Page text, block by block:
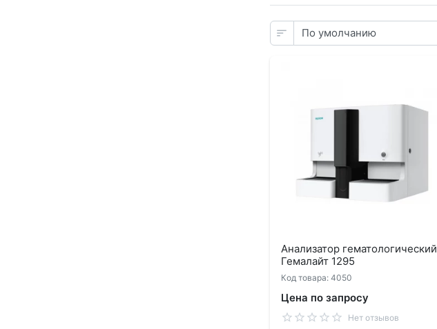
Анализатор гематологический
Гемалайт 1295
Код товара: 4050
Цена по запросу
Нет отзывов